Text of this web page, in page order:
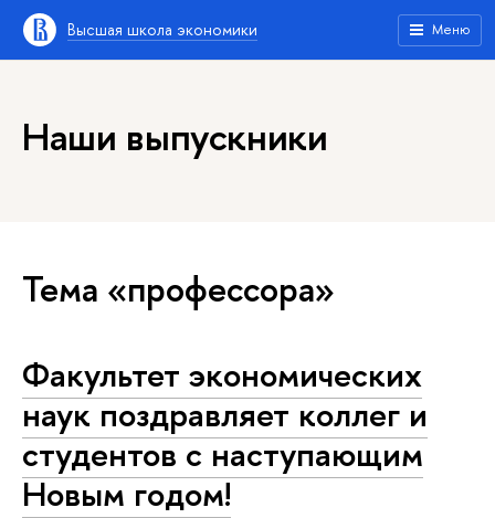
Высшая школа экономики Меню
Наши выпускники
Тема «профессора»
Факультет экономических
наук поздравляет коллег и
студентов с наступающим
Новым годом!